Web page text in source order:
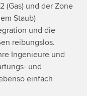
(Gas) und der Zone
Staub)
und die
reibungslos.
Ingenieure und
und
einfach